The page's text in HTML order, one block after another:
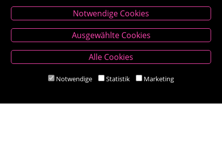
Kontakt
Besold Buch-Papier
Hauptplatz 14, 9300 St. Veit an der Glan
M:bestellung@besold.at
Notwendige Cookies
Ausgewählte Cookies
Alle Cookies
Notwendige Statistik Marketing